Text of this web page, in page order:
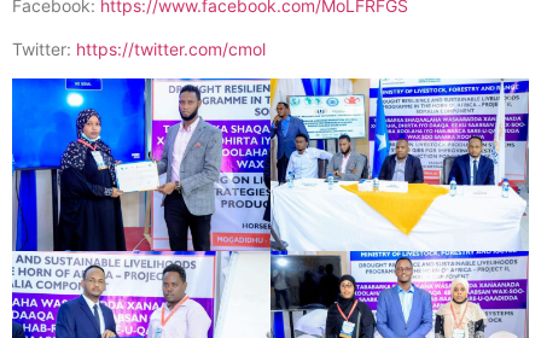
Facebook: https://www.facebook.com/MoLFRFGS
Twitter: https://twitter.com/cmol